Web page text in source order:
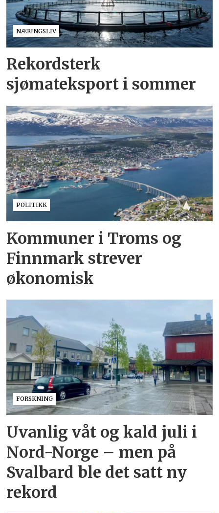
NÆRINGSLIV
Rekordsterk
sjømateksport i sommer
POLITIKK
Kommuner i Troms og
Finnmark strever
økonomisk
FORSKNING
Uvanlig våt og kald juli i
Nord-Norge – men på
Svalbard ble det satt ny
rekord